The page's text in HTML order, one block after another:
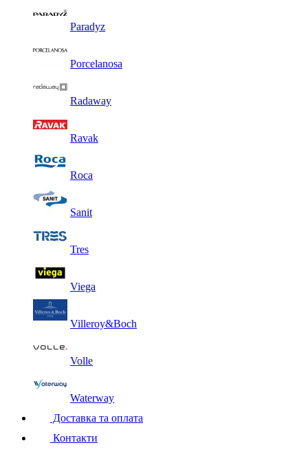
Paradyz
Porcelanosa
Radaway
Ravak
Roca
Sanit
Tres
Viega
Villeroy&Boch
Volle
Waterway
Доставка та оплата
Контакти